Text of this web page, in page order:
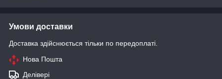
Умови доставки
Доставка здійснюється тільки по передоплаті.
Нова Пошта
Делівері